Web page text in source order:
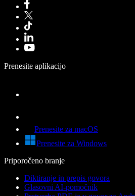
Prenesite aplikacijo
Prenesite za macOS
Prenesite za Windows
Priporočeno branje
Diktiranje in prepis govora
Glasovni AI-pomočnik